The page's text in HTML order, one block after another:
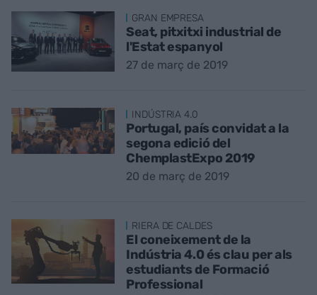
GRAN EMPRESA
Seat, pitxitxi industrial de
l'Estat espanyol
27 de març de 2019
INDÚSTRIA 4.0
Portugal, país convidat a la
segona edició del
ChemplastExpo 2019
20 de març de 2019
RIERA DE CALDES
El coneixement de la
Indústria 4.0 és clau per als
estudiants de Formació
Professional